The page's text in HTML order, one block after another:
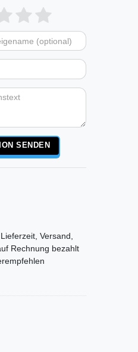
von
5
4
von
5
3
von
5
SENDEN
Versand,
Rechnung bezahlt